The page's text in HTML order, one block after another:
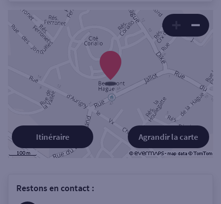
Agrandir la carte
Itinéraire
Restons en contact :